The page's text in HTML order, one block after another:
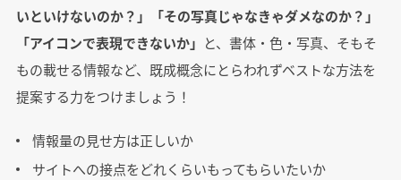
いといけないのか？」「その写真じゃなきゃダメなのか？」
「アイコンで表現できないか」 と、書体・色・写真、そもそ
もの載せる情報など、既成概念にとらわれずベストな方法を
提案する力をつけましょう！
情報量の見せ方は正しいか
サイトへの接点をどれくらいもってもらいたいか